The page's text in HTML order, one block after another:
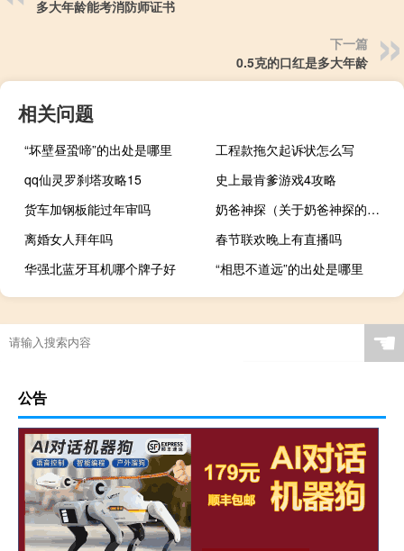
多大年龄能考消防师证书
下一篇
0.5克的口红是多大年龄
相关问题
“坏壁昼蛩啼”的出处是哪里
工程款拖欠起诉状怎么写
qq仙灵罗刹塔攻略15
史上最肯爹游戏4攻略
货车加钢板能过年审吗
奶爸神探（关于奶爸神探的介绍）
离婚女人拜年吗
春节联欢晚上有直播吗
华强北蓝牙耳机哪个牌子好
“相思不道远”的出处是哪里
☚
公告